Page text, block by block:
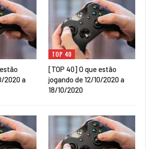
2020 a
TOP 40
[TOP 40] O que estão
jogando de 12/10/2020 a
18/10/2020